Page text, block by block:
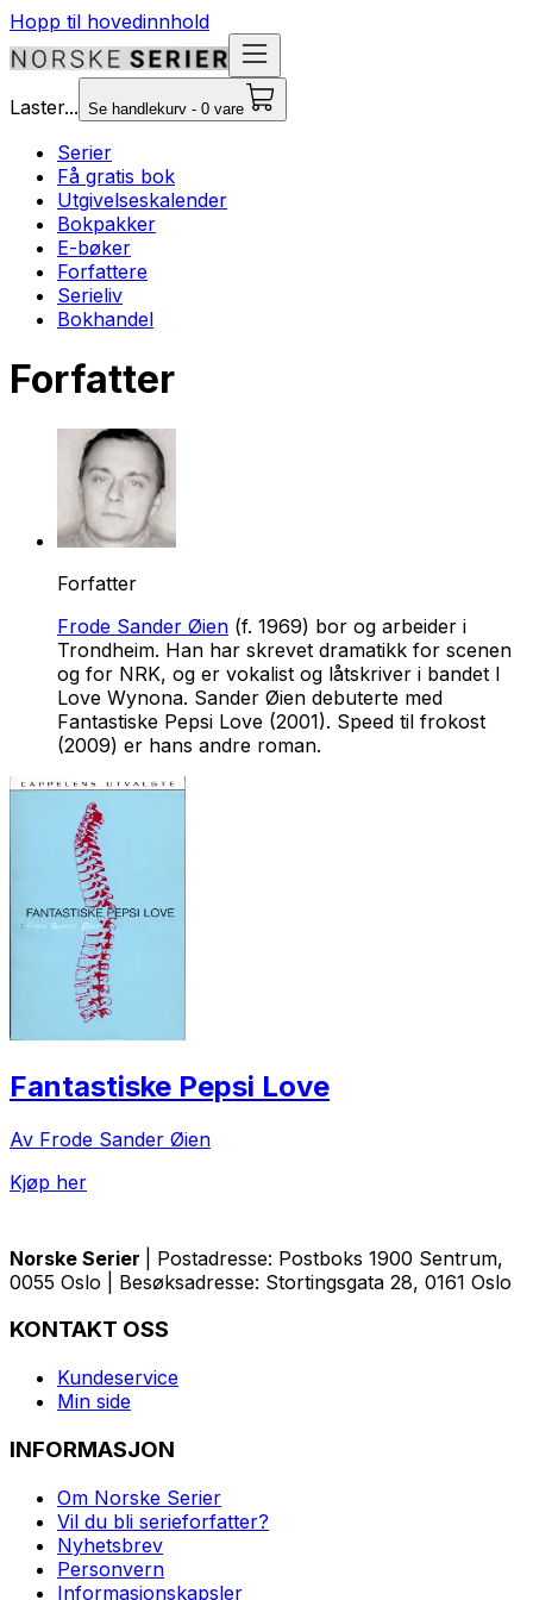
Hopp til hovedinnhold
Laster... Se handlekurv - 0 vare
Serier
Få gratis bok
Utgivelseskalender
Bokpakker
E-bøker
Forfattere
Serieliv
Bokhandel
Forfatter
Forfatter
Frode Sander Øien (f. 1969) bor og arbeider i
Trondheim. Han har skrevet dramatikk for scenen
og for NRK, og er vokalist og låtskriver i bandet I
Love Wynona. Sander Øien debuterte med
Fantastiske Pepsi Love (2001). Speed til frokost
(2009) er hans andre roman.
Fantastiske Pepsi Love
Av Frode Sander Øien
Kjøp her
Norske Serier
| Postadresse: Postboks 1900 Sentrum,
0055 Oslo | Besøksadresse: Stortingsgata 28, 0161 Oslo
KONTAKT OSS
Kundeservice
Min side
INFORMASJON
Om Norske Serier
Vil du bli serieforfatter?
Nyhetsbrev
Personvern
Informasjonskapsler